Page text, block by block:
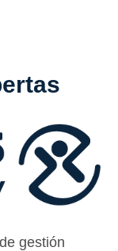
gestión